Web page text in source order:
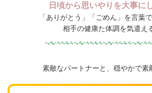
日頃から思いやりを大事に
「ありがとう」「ごめん」を言葉
相手の健康た体調を気遣え
素敵なパートナーと、穏やかで素